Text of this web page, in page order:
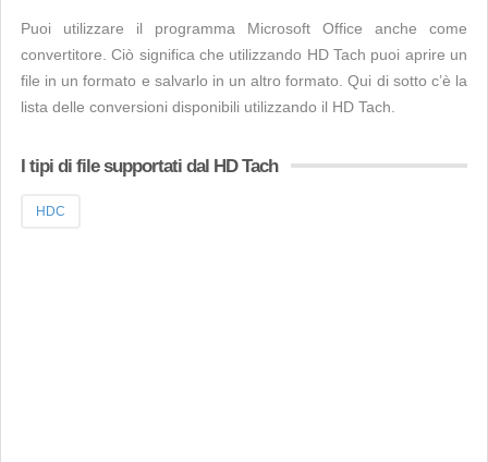
Puoi utilizzare il programma Microsoft Office anche come
convertitore. Ciò significa che utilizzando HD Tach puoi aprire un
file in un formato e salvarlo in un altro formato. Qui di sotto c’è la
lista delle conversioni disponibili utilizzando il HD Tach.
I tipi di file supportati dal HD Tach
HDC